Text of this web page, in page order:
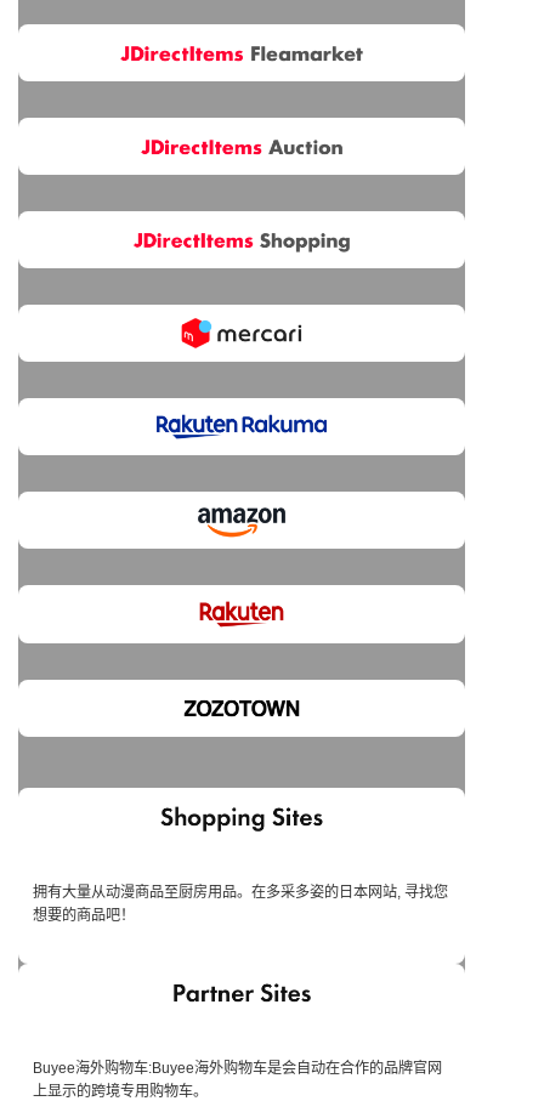
拥有大量从动漫商品至厨房用品。在多采多姿的日本网站, 寻找您
想要的商品吧！
Buyee海外购物车:Buyee海外购物车是会自动在合作的品牌官网
上显示的跨境专用购物车。